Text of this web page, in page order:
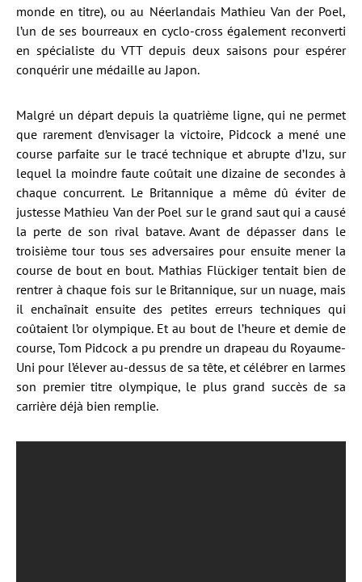
monde en titre), ou au Néerlandais Mathieu Van der Poel,
l’un de ses bourreaux en cyclo-cross également reconverti
en spécialiste du VTT depuis deux saisons pour espérer
conquérir une médaille au Japon.
Malgré un départ depuis la quatrième ligne, qui ne permet
que rarement d’envisager la victoire, Pidcock a mené une
course parfaite sur le tracé technique et abrupte d’Izu, sur
lequel la moindre faute coûtait une dizaine de secondes à
chaque concurrent. Le Britannique a même dû éviter de
justesse Mathieu Van der Poel sur le grand saut qui a causé
la perte de son rival batave. Avant de dépasser dans le
troisième tour tous ses adversaires pour ensuite mener la
course de bout en bout. Mathias Flückiger tentait bien de
rentrer à chaque fois sur le Britannique, sur un nuage, mais
il enchaînait ensuite des petites erreurs techniques qui
coûtaient l’or olympique. Et au bout de l’heure et demie de
course, Tom Pidcock a pu prendre un drapeau du Royaume-
Uni pour l’élever au-dessus de sa tête, et célébrer en larmes
son premier titre olympique, le plus grand succès de sa
carrière déjà bien remplie.